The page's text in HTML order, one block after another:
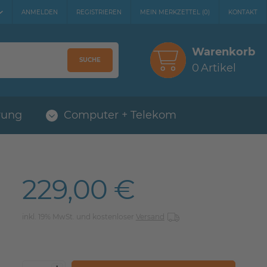
ANMELDEN REGISTRIEREN MEIN MERKZETTEL (0) KONTAKT
SUCHE
Warenkorb
0Artikel
Computer + Telekom
229,00 €
inkl. 19% MwSt. und kostenloser Versand